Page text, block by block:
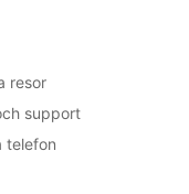
resor
support
telefon